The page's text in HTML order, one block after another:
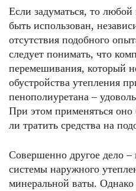
Если задуматься, то
быть использован,
отсутствия подобного
следует понимать, что
перемешивания, который
обустройства утепления
пенополиуретана –
При этом применяться оно
ли тратить средства на
Совершенно другое дело
системы наружного
минеральной ваты.